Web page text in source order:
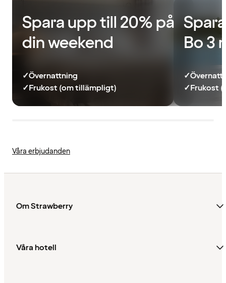
Spara upp till 20% på
din weekend
✓Övernattning
✓Frukost (om tillämpligt)
Bo 3
✓
✓Frukost
Våra erbjudanden
Om Strawberry
Våra hotell